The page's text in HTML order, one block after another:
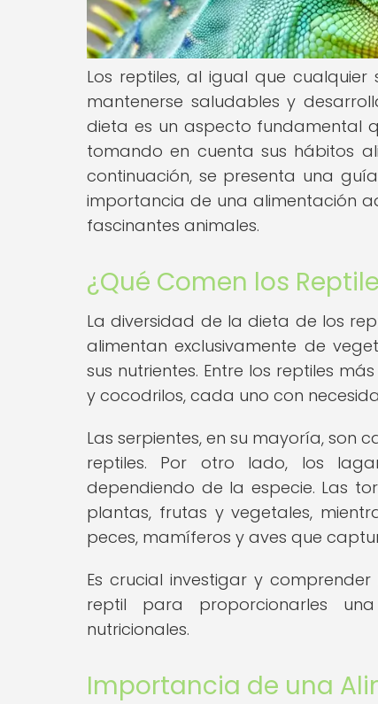
Los reptiles, al igual que
mantenerse saludables y
dieta es un aspecto fundamental
tomando en cuenta sus hábitos
continuación, se presenta una
importancia de una alimentación
fascinantes animales.
¿Qué Comen los
La diversidad de la dieta de los
alimentan exclusivamente de
sus nutrientes. Entre los reptiles
y cocodrilos, cada uno con
Las serpientes, en su mayoría, son
reptiles. Por otro lado, los
dependiendo de la especie. Las
plantas, frutas y vegetales,
peces, mamíferos y aves que
Es crucial investigar y
reptil para proporcionarles
nutricionales.
Importancia de una